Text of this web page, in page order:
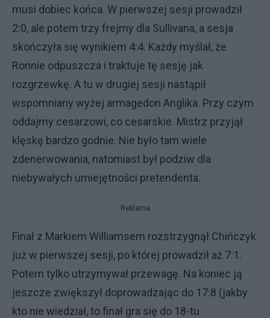
musi dobiec końca. W pierwszej sesji prowadził
2:0, ale potem trzy frejmy dla Sullivana, a sesja
skończyła się wynikiem 4:4. Każdy myślał, że
Ronnie odpuszcza i traktuje tę sesję jak
rozgrzewkę. A tu w drugiej sesji nastąpił
wspomniany wyżej armagedon Anglika. Przy czym
oddajmy cesarzowi, co cesarskie. Mistrz przyjął
klęskę bardzo godnie. Nie było tam wiele
zdenerwowania, natomiast był podziw dla
niebywałych umiejętności pretendenta.
Reklama
Finał z Markiem Williamsem rozstrzygnął Chińczyk
już w pierwszej sesji, po której prowadził aż 7:1.
Potem tylko utrzymywał przewagę. Na koniec ją
jeszcze zwiększył doprowadzając do 17:8 (jakby
kto nie wiedział, to finał gra się do 18-tu